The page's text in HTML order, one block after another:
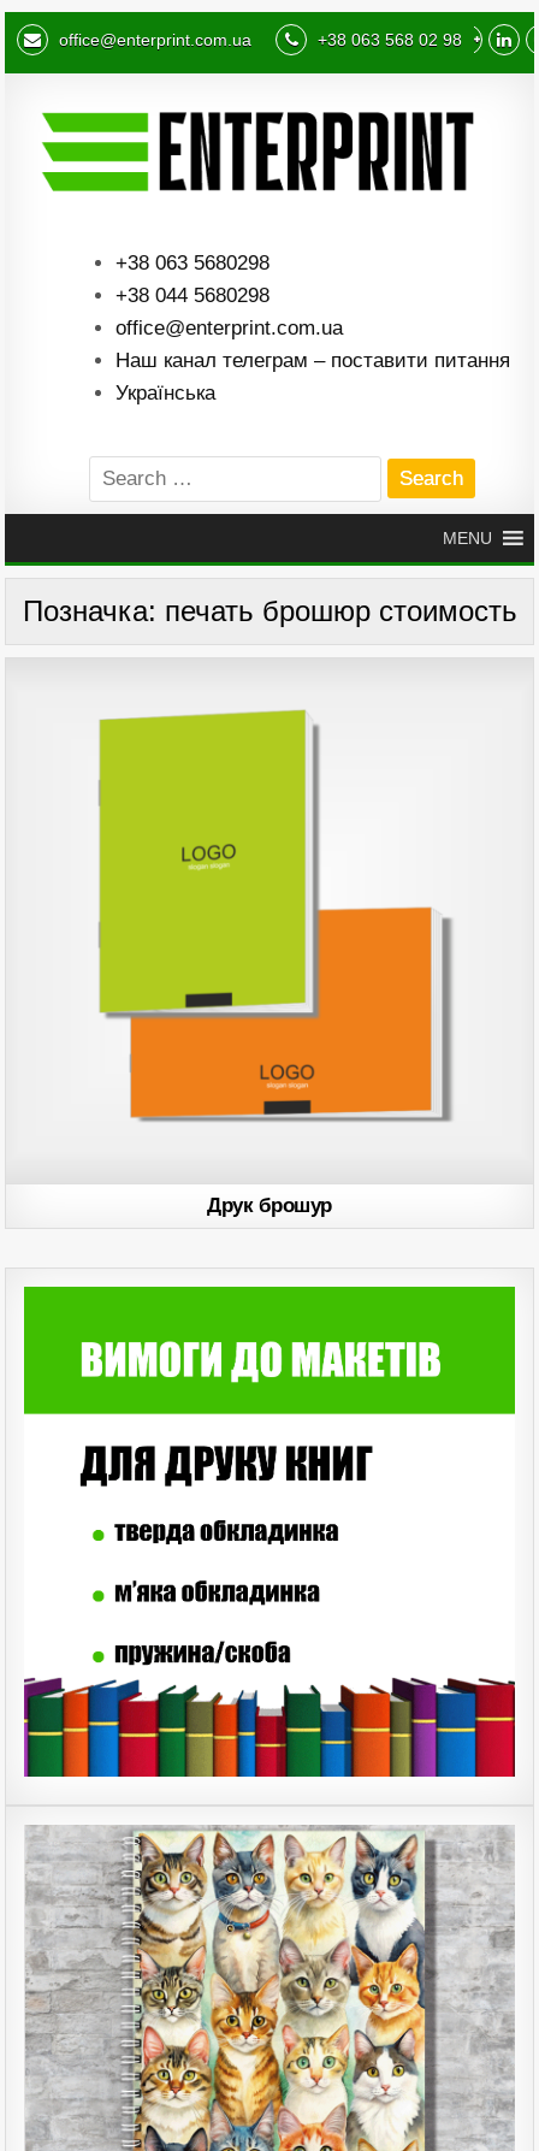
office@enterprint.com.ua +38 063 568 02 98
+38 063 5680298
+38 044 5680298
office@enterprint.com.ua
Наш канал телеграм – поставити питання
Українська
Search
for:
MENU
Позначка: печать брошюр стоимость
Друк брошур